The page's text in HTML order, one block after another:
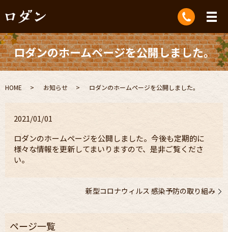
ロダンのホームページを公開しました。
HOME お知らせ ロダンのホームページを公開しました。
2021/01/01
ロダンのホームページを公開しました。今後も定期的に
様々な情報を更新してまいりますので、是非ご覧くださ
い。
新型コロナウィルス 感染予防の取り組み